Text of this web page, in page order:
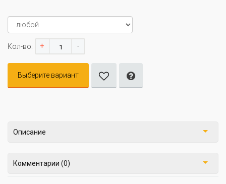
Кол-во: + -
Выберите вариант
Описание
Комментарии (0)